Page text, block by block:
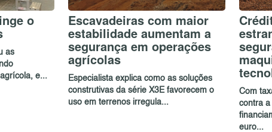
o
as
e...
Escavadeiras com maior
estabilidade aumentam a
segurança em operações
agrícolas
Especialista explica como as soluções
construtivas da série X3E favorecem o
uso em terrenos irregula...
Com
contra a
euro...